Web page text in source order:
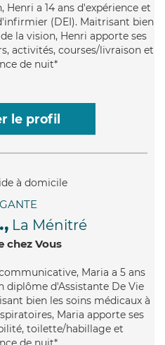
Henri a 14 ans d'expérience et
(DEI). Maitrisant bien
la vision, Henri apporte ses
activités, courses/livraison et
de nuit*
le profil
La Ménitré
chez Vous
Maria a 5 ans
diplôme d'Assistante De Vie
bien les soins médicaux à
Maria apporte ses
toilette/habillage et